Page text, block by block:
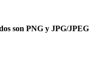
son PNG y JPG/JPEG